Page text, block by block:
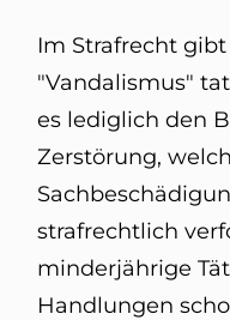
Im Strafrecht
"Vandalismus"
es lediglich den
Zerstörung,
strafrechtlich
minderjährige
Handlungen